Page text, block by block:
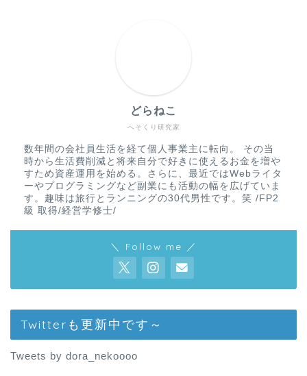
へそくり研究家
どらねこ
数年間の会社員生活を経て個人事業主に転向。 その当
時から生活費削減と将来自分で好きに使えるお金を増や
すため資産運用を始める。さらに、最近ではWebライタ
ーやプログラミングなど副業にも活動の幅を広げていま
す。趣味は旅行とランニングの30代男性です。笑 /FP2
級 取得/経営学修士/
＼ Follow me ／
Twitterも更新中です～
Tweets by dora_nekoooo